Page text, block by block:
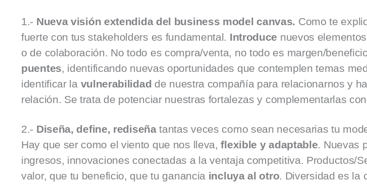
1.- Nueva visión extendida del business model canvas. Como te
fuerte con tus stakeholders es fundamental. Introduce nuevos
o de colaboración. No todo es compra/venta, no todo es margen/
puentes, identificando nuevas oportunidades que contemplen temas
identificar la vulnerabilidad de nuestra compañía para relacionarnos y
relación. Se trata de potenciar nuestras fortalezas y complementarlas
2.- Diseña, define, rediseñatantas veces como sean necesarias tu
Hay que ser como el viento que nos lleva,flexible y adaptable. Nuevas
ingresos, innovaciones conectadas a la ventaja competitiva. Productos/
valor, que tu beneficio, que tu ganancia incluya al otro. Diversidad es la